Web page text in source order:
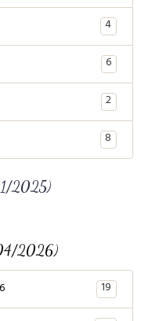
4
6
2
8
2025)
2026)
19